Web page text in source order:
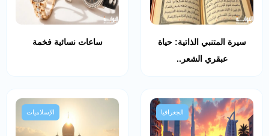
سيرة المتنبي الذاتية: حياة
عبقري الشعر..
ساعات نسائية فخمة
الجغرافيا الإسلاميات